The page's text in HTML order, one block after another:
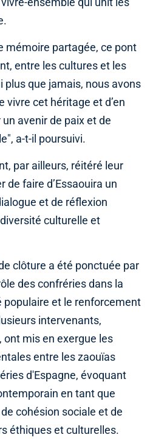
ensemble qui unit les
mémoire partagée, ce pont
entre les cultures et les
plus que jamais, nous avons
vivre cet héritage et d’en
avenir de paix et de
a-t-il poursuivi.
par ailleurs, réitéré leur
faire d’Essaouira un
et de réflexion
culturelle et
clôture a été ponctuée par
des confréries dans la
populaire et le renforcement
intervenants,
mis en exergue les
entre les zaouïas
d'Espagne, évoquant
en tant que
cohésion sociale et de
éthiques et culturelles.